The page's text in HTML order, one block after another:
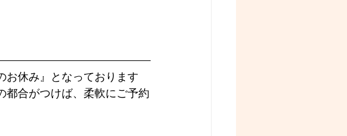
お休み』となっております
都合がつけば、柔軟にご予約